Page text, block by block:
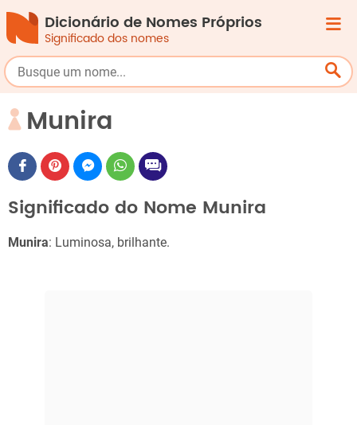
Dicionário de Nomes Próprios
Significado dos nomes
Munira
Significado do Nome Munira
Munira: Luminosa, brilhante.